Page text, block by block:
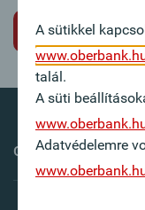
Vissza
A sütikkel
talál.
A süti
Adatvédelemre
Oberbank külföldön